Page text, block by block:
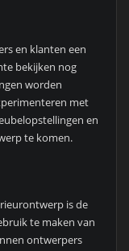
en klanten een
bekijken nog
worden
met
en
te komen.
is de
te maken van
ontwerpers